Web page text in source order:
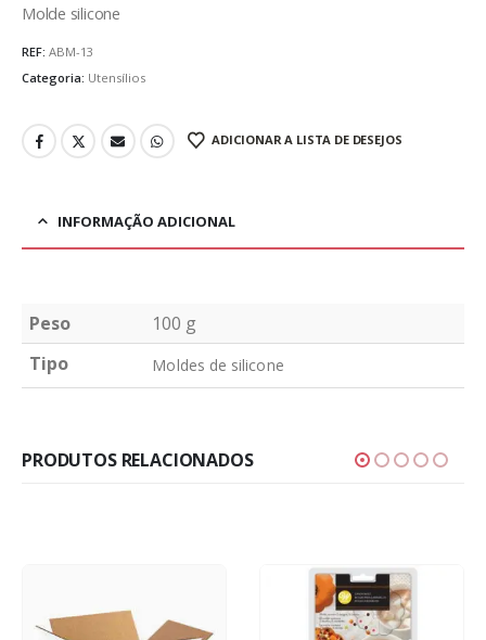
Molde silicone
REF: ABM-13
Categoria: Utensílios
ADICIONAR A LISTA DE DESEJOS
INFORMAÇÃO ADICIONAL
Peso
100 g
Tipo
Moldes de silicone
PRODUTOS RELACIONADOS